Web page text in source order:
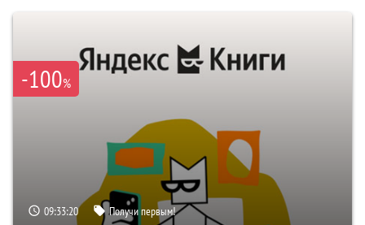
-100%
09:33:19 Получи первым!